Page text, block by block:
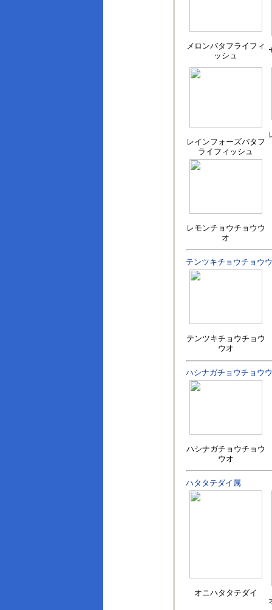
メロンバタフライフィ
ッシュ
レインフォーズバタフ
ライフィッシュ
レモンチョウチョウウ
オ
テンツキチョウチョウ
テンツキチョウチョウ
ウオ
ハシナガチョウチョウ
ハシナガチョウチョウ
ウオ
ハタタテダイ属
オニハタタテダイ